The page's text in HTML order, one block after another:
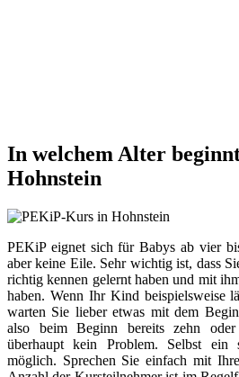
In welchem Alter
Hohnstein
PEKiP eignet sich für Babys ab vier
aber keine Eile. Sehr wichtig ist, dass
richtig kennen gelernt haben und mit
haben. Wenn Ihr Kind beispielsweise
warten Sie lieber etwas mit dem
also beim Beginn bereits zehn
überhaupt kein Problem. Selbst ein
möglich. Sprechen Sie einfach mit